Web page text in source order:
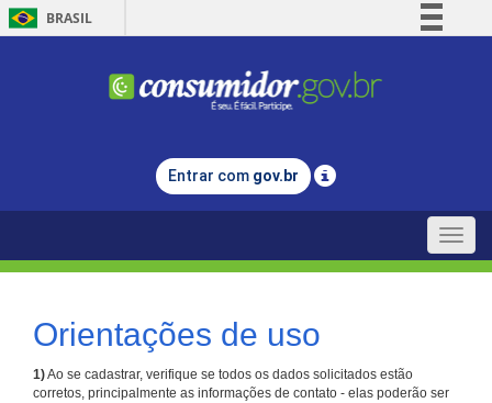
BRASIL
Comunica BR
Legislação
Entrar com gov.br
Toggle
Orientações de uso
1)Ao se cadastrar, verifique se todos os dados solicitados estão
corretos, principalmente as informações de contato - elas poderão ser